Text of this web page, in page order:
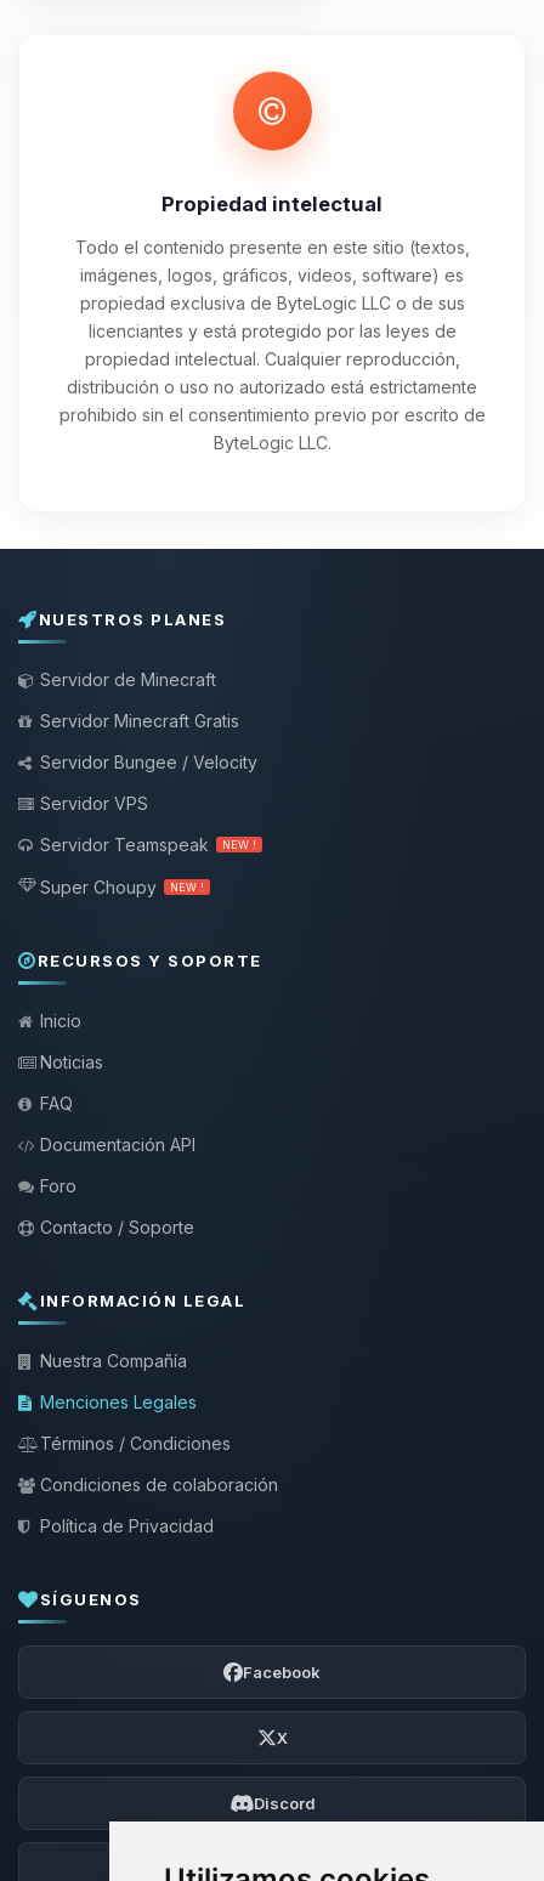
Propiedad intelectual
Todo el contenido presente en este sitio (textos,
imágenes, logos, gráficos, videos, software) es
propiedad exclusiva de ByteLogic LLC o de sus
licenciantes y está protegido por las leyes de
propiedad intelectual. Cualquier reproducción,
distribución o uso no autorizado está estrictamente
prohibido sin el consentimiento previo por escrito de
ByteLogic LLC.
NUESTROS PLANES
Servidor de Minecraft
Servidor Minecraft Gratis
Servidor Bungee / Velocity
Servidor VPS
Servidor Teamspeak
NEW !
Super Choupy NEW !
RECURSOS Y SOPORTE
Inicio
Noticias
FAQ
Documentación API
Foro
Contacto / Soporte
INFORMACIÓN LEGAL
Nuestra Compañía
Menciones Legales
Términos / Condiciones
Condiciones de colaboración
Política de Privacidad
SÍGUENOS
Facebook
X
Discord
Foro